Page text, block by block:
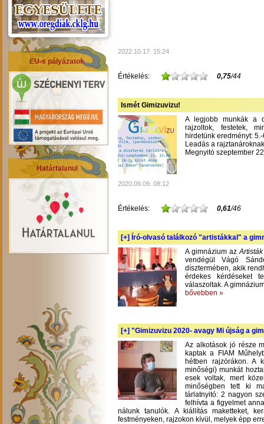
EU-s pályázatok
Határtalanul
2022.10.17. 15:24
Értékelés: 0,75/44
Ismét Gimizuvizu!
A legjobb munkák a
rajzoltok, festetek,
hirdetünk eredményt:
Leadás a
Megnyitó szeptember
2020.09.09. 08:12
Értékelés: 0,61/46
[+] Író-olvasó találkozó "artistákkal" a
A gimnázium az
vendégül Vágó
dísztermében, akik
érdekes kérdéseket
válaszoltak. A
bővebben »
[+] "Gimizuvizu 2020- avagy Mi újság a
Az alkotások jó része
kaptak a FIAM
hétben rajzórákon. A
minőségi) munkát
esek voltak, mert
minőségben tett ki
tárlatnyitó: 2 nagyon
felhívta a figyelmet
nálunk tanulók. A kiállítás maketteket,
festményeken, rajzokon kívül, melyek épp